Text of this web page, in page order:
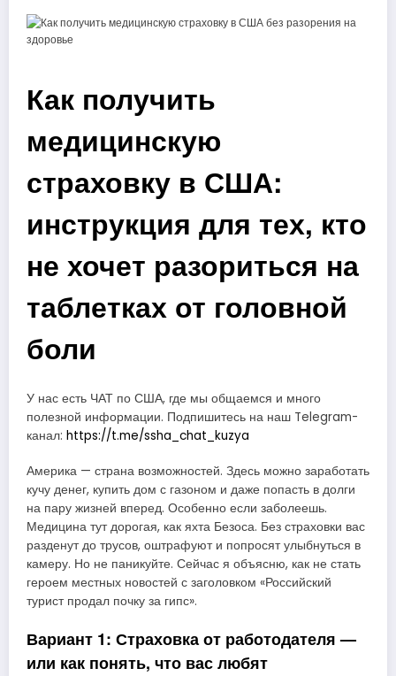
Как получить
медицинскую
страховку в США:
инструкция для тех, кто
не хочет разориться на
таблетках от головной
боли
У нас есть ЧАТ по США, где мы общаемся и много
полезной информации. Подпишитесь на наш Telegram-
канал: https://t.me/ssha_chat_kuzya
Америка — страна возможностей. Здесь можно заработать
кучу денег, купить дом с газоном и даже попасть в долги
на пару жизней вперед. Особенно если заболеешь.
Медицина тут дорогая, как яхта Безоса. Без страховки вас
разденут до трусов, оштрафуют и попросят улыбнуться в
камеру. Но не паникуйте. Сейчас я объясню, как не стать
героем местных новостей с заголовком «Российский
турист продал почку за гипс».
Вариант 1: Страховка от работодателя —
или как понять, что вас любят